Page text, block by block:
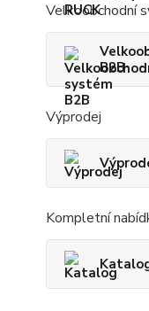
Velkoobchodní
B2B
Výprodej
Kompletní